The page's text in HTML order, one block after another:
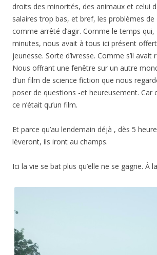
droits des minorités, des animaux et celui
salaires trop bas, et bref, les problèmes de
comme arrêté d’agir. Comme le temps qui,
minutes, nous avait à tous ici présent
jeunesse. Sorte d’ivresse. Comme s’il avait
Nous offrant une fenêtre sur un autre
d’un film de science fiction que nous
poser de questions -et heureusement. Car
ce n’était qu’un film.
Et parce qu’au lendemain déjà , dès 5
lèveront, ils iront au champs.
Ici la vie se bat plus qu’elle ne se gagne. À